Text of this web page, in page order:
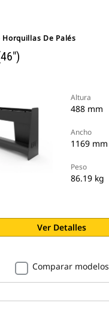
De Palés
Altura
488 mm
Ancho
1169 mm
Peso
86.19 kg
Ver Detalles
Comparar modelos